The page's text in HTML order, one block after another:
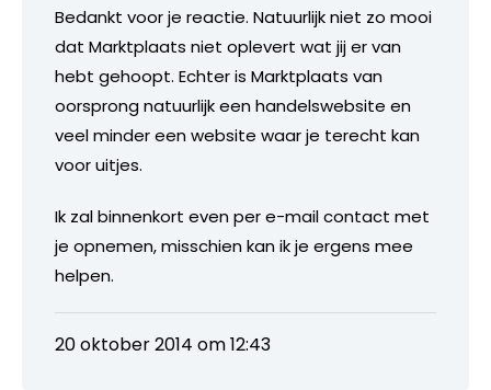
Bedankt voor je reactie. Natuurlijk niet zo mooi
dat Marktplaats niet oplevert wat jij er van
hebt gehoopt. Echter is Marktplaats van
oorsprong natuurlijk een handelswebsite en
veel minder een website waar je terecht kan
voor uitjes.
Ik zal binnenkort even per e-mail contact met
je opnemen, misschien kan ik je ergens mee
helpen.
20 oktober 2014 om 12:43